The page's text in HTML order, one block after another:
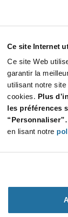
Ce site Internet
Ce site Web
garantir la
utilisant notre
cookies. Plus
les préférences
“Personnaliser”.
en lisant notre
Min : 1
Mult. de : 1
Mult. de : 25